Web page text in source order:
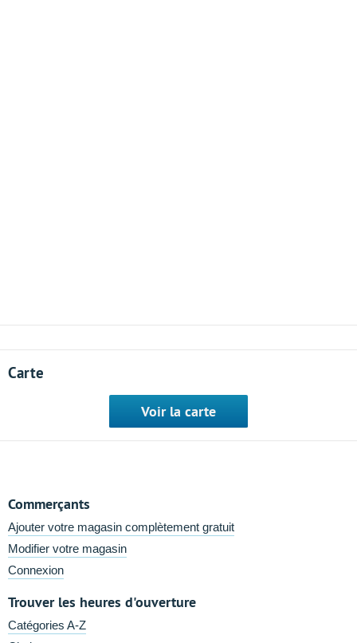
Carte
Voir la carte
Commerçants
Ajouter votre magasin complètement gratuit
Modifier votre magasin
Connexion
Trouver les heures d'ouverture
Catégories A-Z